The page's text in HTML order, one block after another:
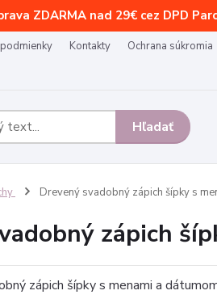
ZDARMA nad 29€ cez DPD
Kontakty Ochrana súkromia
Hľadať
Drevený svadobný zápich šípky s
zápich